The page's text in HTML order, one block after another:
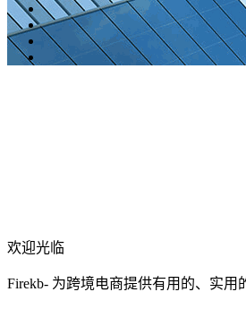
欢迎光临
Firekb- 为跨境电商提供有用的、实用